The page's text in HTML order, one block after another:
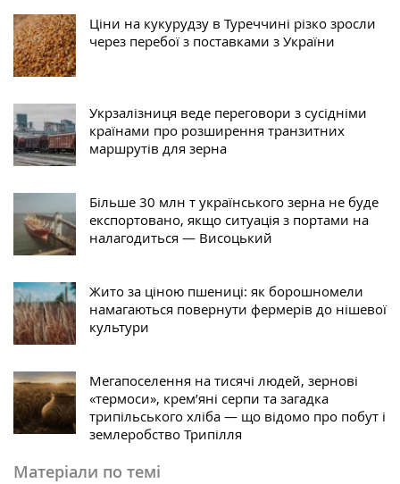
Ціни на кукурудзу в Туреччині різко зросли
через перебої з поставками з України
Укрзалізниця веде переговори з сусідніми
країнами про розширення транзитних
маршрутів для зерна
Більше 30 млн т українського зерна не буде
експортовано, якщо ситуація з портами на
налагодиться — Висоцький
Жито за ціною пшениці: як борошномели
намагаються повернути фермерів до нішевої
культури
Мегапоселення на тисячі людей, зернові
«термоси», крем’яні серпи та загадка
трипільського хліба — що відомо про побут і
землеробство Трипілля
Матеріали по темі